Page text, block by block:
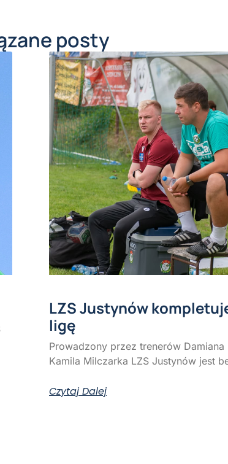
posty
LZS Justynów
ligę
Prowadzony przez trenerów
Kamila Milczarka LZS Justynów jest
Czytaj Dalej